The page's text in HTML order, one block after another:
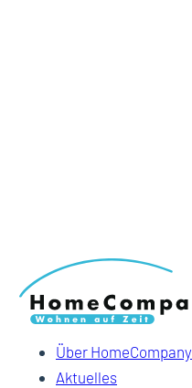
Über HomeCompany
Aktuelles